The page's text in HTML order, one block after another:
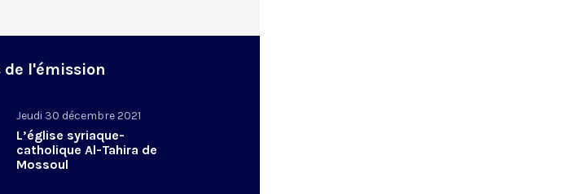
l'émission
Jeudi 30 décembre 2021
L’église syriaque-
catholique Al-Tahira de
Mossoul